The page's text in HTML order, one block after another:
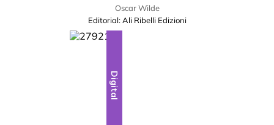
Oscar Wilde
Editorial: Ali Ribelli Edizioni
Digital